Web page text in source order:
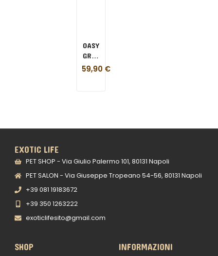
OASY
GRAIN
FREE
GATTO
59,90 €
EXOTIC LIFE
PET SHOP - Via Giulio Palermo 101, 80131 Napoli
PET SALON - Via Giuseppe Tropeano 54-56, 80131 Napoli
+39 081 19183672
+39 350 1263222
exoticlifesito@gmail.com
SHOP INFORMAZIONI